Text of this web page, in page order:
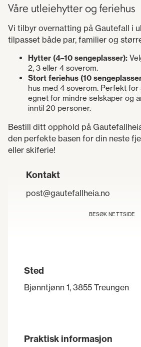
Våre utleiehytter og feriehus
Vi tilbyr overnatting på Gautefall i
tilpasset både par, familier og
Hytter (4–10 sengeplasser):
2, 3 eller 4 soverom.
Stort feriehus (10
hus med 4 soverom. Perfekt
egnet for mindre selskaper og
inntil 20 personer.
Bestill ditt opphold på
den perfekte basen for din neste
eller skiferie!
Kontakt
post@gautefallheia.no
BESØK NETTSIDE
Sted
Bjønntjønn 1, 3855 Treungen
Praktisk informasjon